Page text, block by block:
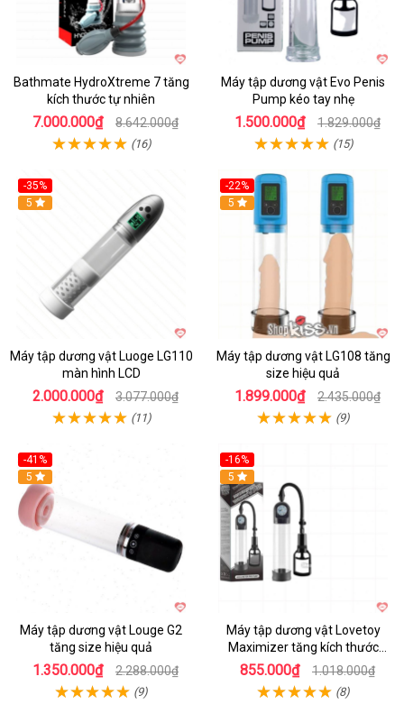
Bathmate HydroXtreme 7 tăng
kích thước tự nhiên
7.000.000₫ 8.642.000₫
(16)
Máy tập dương vật Evo Penis
Pump kéo tay nhẹ
1.500.000₫ 1.829.000₫
(15)
-35%
Hot
5
Máy tập dương vật Luoge LG110
màn hình LCD
2.000.000₫ 3.077.000₫
(11)
-22%
Hot
5
Máy tập dương vật LG108 tăng
size hiệu quả
1.899.000₫ 2.435.000₫
(9)
-41%
Hot
5
Máy tập dương vật Louge G2
tăng size hiệu quả
1.350.000₫ 2.288.000₫
(9)
-16%
Hot
5
Máy tập dương vật Lovetoy
Maximizer tăng kích thước
nhanh
855.000₫ 1.018.000₫
(8)